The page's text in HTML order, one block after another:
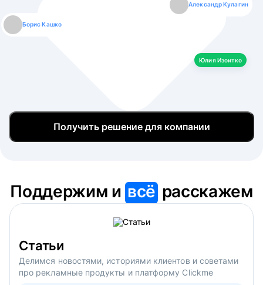
Борис Кашко
Александр Кулагин
Юлия Изоитко
Юлия Изоитко
Даниил Макаров
Александр Кулагин
Екатерина Лазаренко
Даниил Макаров
Борис Кашко
Екатерина Лазаренко
Юлия Изоитко
Получить решение для компании
Поддержим ивсё расскажем
Статьи
Делимся новостями, историями клиентов и советами
про рекламные продукты и платформу Clickme